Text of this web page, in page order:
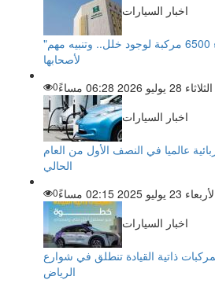
اخبار السيارات
"التجارة" تعلن استدعاء 6500 مركبة لوجود خلل.. وتنبيه مهم
لأصحابها
الثلاثاء 28 يوليو 2026 06:28 مساءً
0
اخبار السيارات
عالميا في النصف الأول من العام
الحالي
23 يوليو 2025 02:15 مساءً
0
اخبار السيارات
المركبات ذاتية القيادة تنطلق في شوارع
الرياض